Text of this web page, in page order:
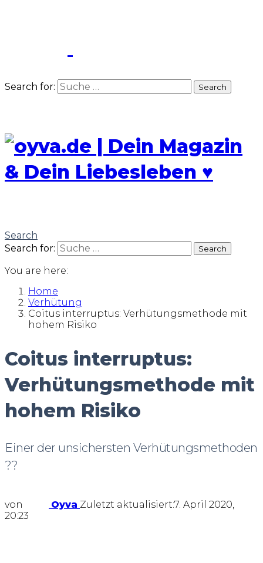
Search for: Search
Search
Search for:
Search
You are here:
Home
Verhütung
Coitus interruptus: Verhütungsmethode mit
hohem Risiko
Coitus interruptus:
Verhütungsmethode mit
hohem Risiko
Einer der unsichersten Verhütungsmethoden
??
von Oyva Zuletzt aktualisiert:7. April 2020,
20:23